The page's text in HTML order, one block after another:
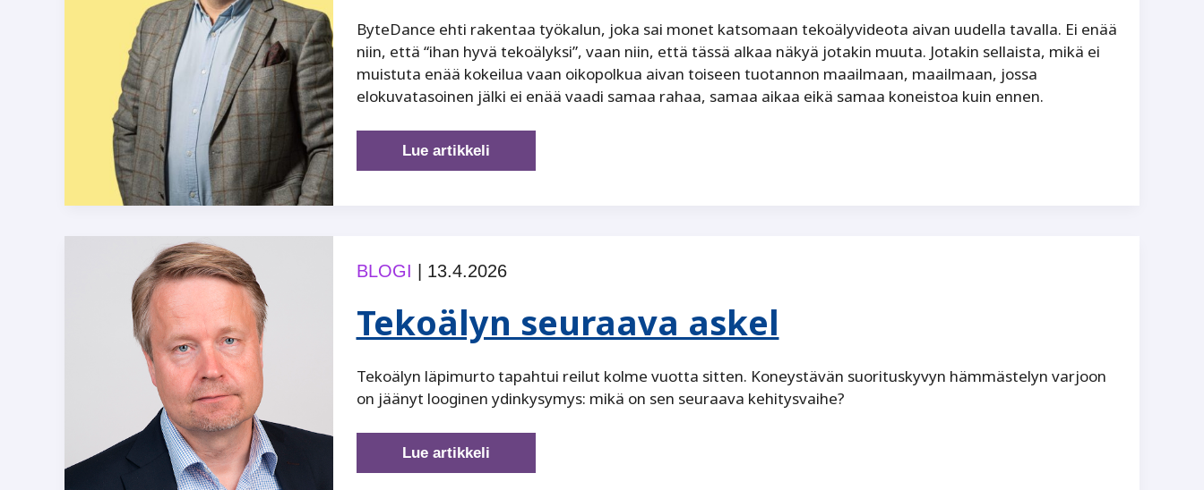
ByteDance ehti rakentaa työkalun, joka sai monet katsomaan tekoälyvideota aivan uudella tavalla. Ei enää
niin, että “ihan hyvä tekoälyksi”, vaan niin, että tässä alkaa näkyä jotakin muuta. Jotakin sellaista, mikä ei
muistuta enää kokeilua vaan oikopolkua aivan toiseen tuotannon maailmaan, maailmaan, jossa
elokuvatasoinen jälki ei enää vaadi samaa rahaa, samaa aikaa eikä samaa koneistoa kuin ennen.
Tekoälyn
suurin
on
todiste
rikoksesta
Lue artikkeli
BLOGI 13.4.2026
Tekoälyn seuraava askel
Tekoälyn läpimurto tapahtui reilut kolme vuotta sitten. Koneystävän suorituskyvyn hämmästelyn varjoon
on jäänyt looginen ydinkysymys: mikä on sen seuraava kehitysvaihe?
Tekoälyn
seuraava
Lue artikkeli